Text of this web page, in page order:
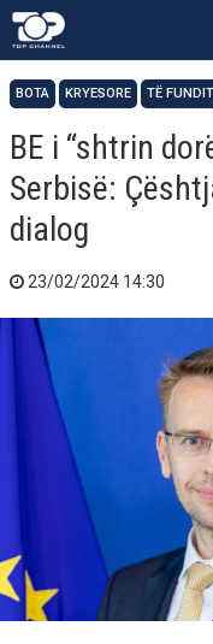
BOTA KRYESORE TË FUNDIT
BE i “shtrin
Serbisë:
dialog
23/02/2024 14:30